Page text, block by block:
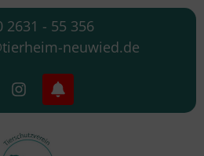
2631 - 55 356
neuwied.de